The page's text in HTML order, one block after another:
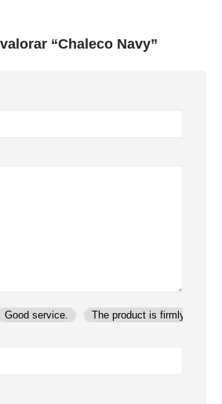
“Chaleco Navy”
Good service.
The product is firmly